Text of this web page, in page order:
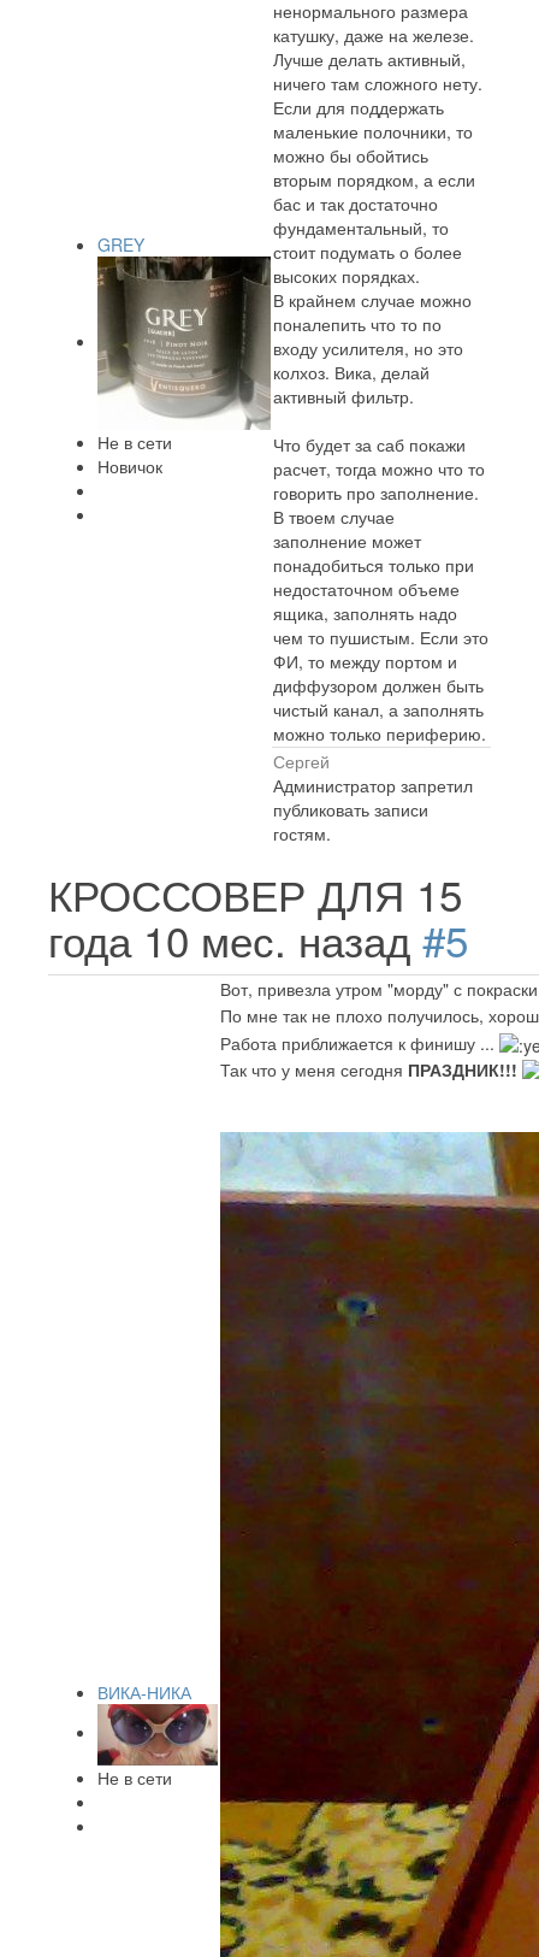
GREY
Не в сети
Новичок
ненормального размера
катушку, даже на железе.
Лучше делать активный,
ничего там сложного нету.
Если для поддержать
маленькие полочники, то
можно бы обойтись
вторым порядком, а если
бас и так достаточно
фундаментальный, то
стоит подумать о более
высоких порядках.
В крайнем случае можно
поналепить что то по
входу усилителя, но это
колхоз. Вика, делай
активный фильтр.
Что будет за саб покажи
расчет, тогда можно что то
говорить про заполнение.
В твоем случае
заполнение может
понадобиться только при
недостаточном объеме
ящика, заполнять надо
чем то пушистым. Если это
ФИ, то между портом и
диффузором должен быть
чистый канал, а заполнять
можно только периферию.
Сергей
Администратор запретил
публиковать записи
гостям.
КРОССОВЕР ДЛЯ 15
года 10 мес. назад #5
ВИКА-НИКА
Не в сети
Вот, привезла утром "морду" с
По мне так не плохо получилось,
Работа приближается к финишу ...
Так что у меня сегодня ПРАЗДНИК!!!